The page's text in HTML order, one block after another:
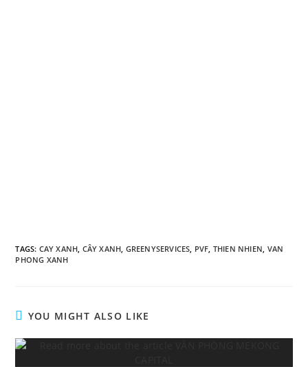
TAGS: CAY XANH, CÂY XANH, GREENYSERVICES, PVF, THIEN NHIEN, VAN
PHONG XANH
YOU MIGHT ALSO LIKE